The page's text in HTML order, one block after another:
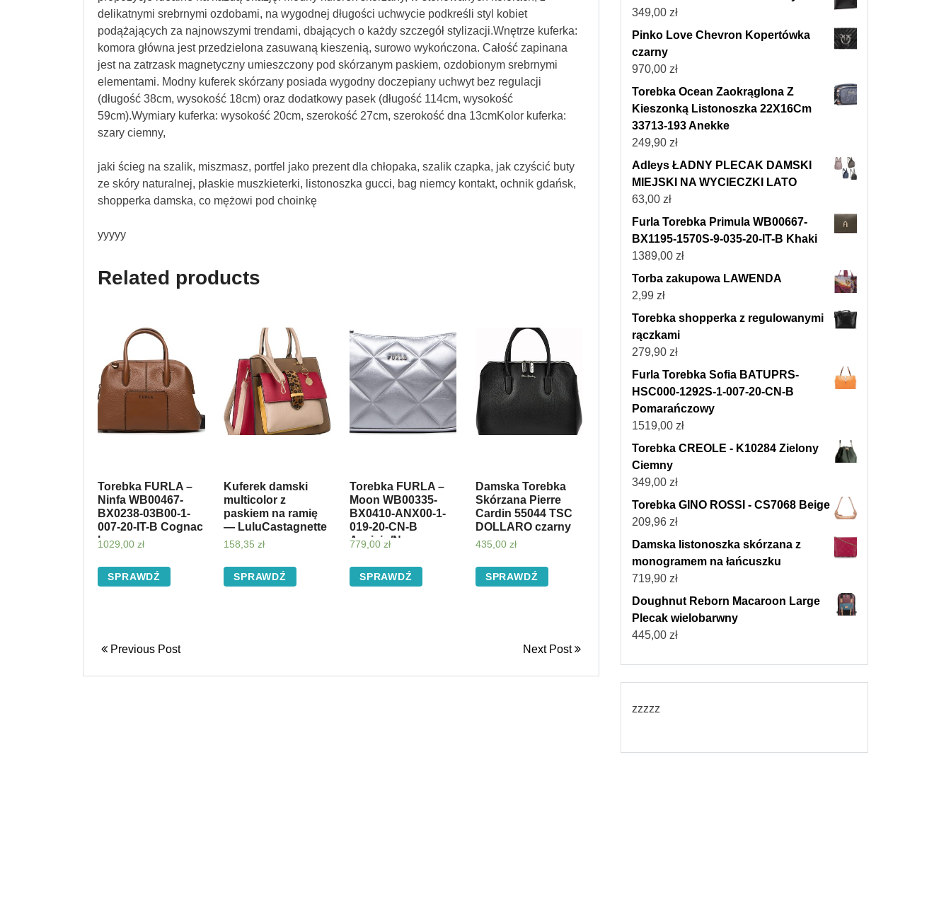
delikatnymi srebrnymi ozdobami, na wygodnej długości uchwycie podkreśli styl kobiet
podążających za najnowszymi trendami, dbających o każdy szczegół stylizacji.Wnętrze kuferka:
komora główna jest przedzielona zasuwaną kieszenią, surowo wykończona. Całość zapinana
jest na zatrzask magnetyczny umieszczony pod skórzanym paskiem, ozdobionym srebrnymi
elementami. Modny kuferek skórzany posiada wygodny doczepiany uchwyt bez regulacji
(długość 38cm, wysokość 18cm) oraz dodatkowy pasek (długość 114cm, wysokość
59cm).Wymiary kuferka: wysokość 20cm, szerokość 27cm, szerokość dna 13cmKolor kuferka:
szary ciemny,
jaki ścieg na szalik, miszmasz, portfel jako prezent dla chłopaka, szalik czapka, jak czyścić buty
ze skóry naturalnej, płaskie muszkieterki, listonoszka gucci, bag niemcy kontakt, ochnik gdańsk,
shopperka damska, co mężowi pod choinkę
yyyyy
Related products
Torebka FURLA –
Ninfa WB00467-
BX0238-03B00-1-
007-20-IT-B Cognac
h
1029,00 zł
SPRAWDŹ
Kuferek damski
multicolor z
paskiem na ramię
— LuluCastagnette
158,35 zł
SPRAWDŹ
Torebka FURLA –
Moon WB00335-
BX0410-ANX00-1-
019-20-CN-B
Acciaio/Nero
779,00 zł
SPRAWDŹ
Damska Torebka
Skórzana Pierre
Cardin 55044 TSC
DOLLARO czarny
435,00 zł
SPRAWDŹ
Previous Post Next Post
349,00 zł
Pinko Love Chevron Kopertówka
czarny
970,00 zł
Torebka Ocean Zaokrąglona Z
Kieszonką Listonoszka 22X16Cm
33713-193 Anekke
249,90 zł
Adleys ŁADNY PLECAK DAMSKI
MIEJSKI NA WYCIECZKI LATO
63,00 zł
Furla Torebka Primula WB00667-
BX1195-1570S-9-035-20-IT-B Khaki
1389,00 zł
Torba zakupowa LAWENDA
2,99 zł
Torebka shopperka z regulowanymi
rączkami
279,90 zł
Furla Torebka Sofia BATUPRS-
HSC000-1292S-1-007-20-CN-B
Pomarańczowy
1519,00 zł
Torebka CREOLE - K10284 Zielony
Ciemny
349,00 zł
Torebka GINO ROSSI - CS7068 Beige
209,96 zł
Damska listonoszka skórzana z
monogramem na łańcuszku
719,90 zł
Doughnut Reborn Macaroon Large
Plecak wielobarwny
445,00 zł
zzzzz